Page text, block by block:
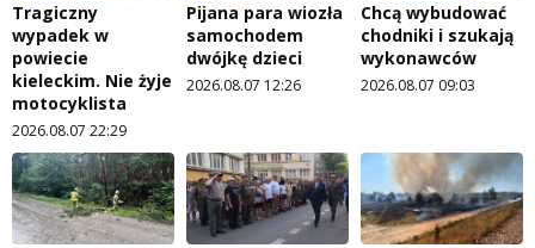
Tragiczny
wypadek w
powiecie
kieleckim. Nie żyje
motocyklista
2026.08.07 22:29
Pijana para wiozła
samochodem
dwójkę dzieci
2026.08.07 12:26
Chcą wybudować
chodniki i szukają
wykonawców
2026.08.07 09:03